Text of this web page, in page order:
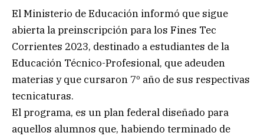
El Ministerio de Educación informó que sigue
abierta la preinscripción para los Fines Tec
Corrientes 2023, destinado a estudiantes de la
Educación Técnico-Profesional, que adeuden
materias y que cursaron 7º año de sus respectivas
tecnicaturas.
El programa, es un plan federal diseñado para
aquellos alumnos que, habiendo terminado de